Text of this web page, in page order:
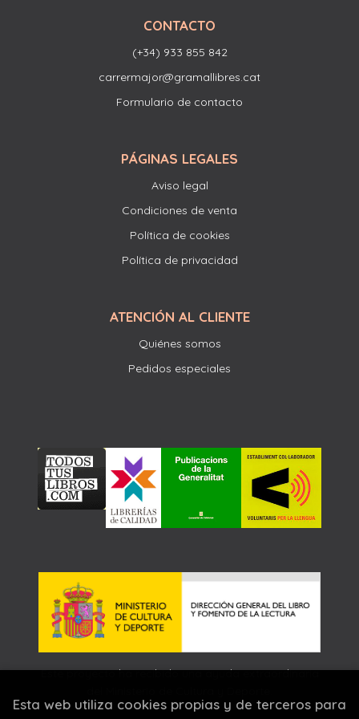
CONTACTO
(+34) 933 855 842
carrermajor@gramallibres.cat
Formulario de contacto
PÁGINAS LEGALES
Aviso legal
Condiciones de venta
Política de cookies
Política de privacidad
ATENCIÓN AL CLIENTE
Quiénes somos
Pedidos especiales
Este proyecto ha recibido una ayuda extraordinaria
Esta web utiliza cookies propias y de terceros para